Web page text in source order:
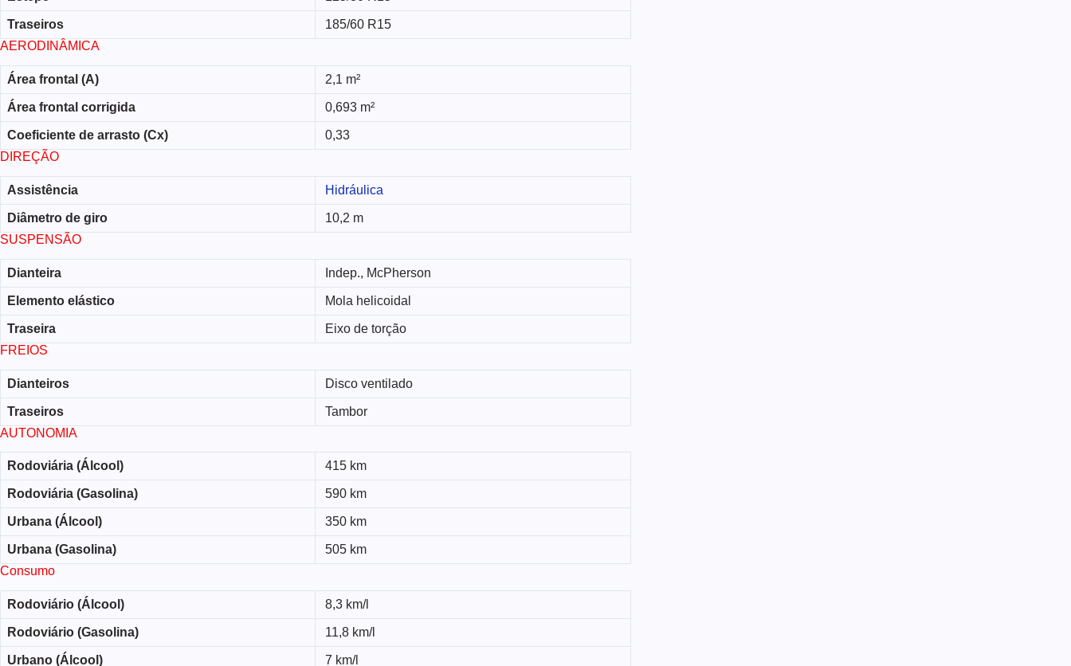
Traseiros
185/60 R15
AERODINÂMICA
Área frontal (A) 2,1 m²
Área frontal corrigida 0,693 m²
Coeficiente de arrasto (Cx)
0,33
DIREÇÃO
Assistência Hidráulica
Diâmetro de giro
10,2 m
SUSPENSÃO
Dianteira Indep., McPherson
Elemento elástico Mola helicoidal
Traseira
Eixo de torção
FREIOS
Dianteiros Disco ventilado
Traseiros
Tambor
AUTONOMIA
Rodoviária (Álcool) 415 km
Rodoviária (Gasolina) 590 km
Urbana (Álcool) 350 km
Urbana (Gasolina)
505 km
Consumo
Rodoviário (Álcool) 8,3 km/l
Rodoviário (Gasolina) 11,8 km/l
Urbano (Álcool) 7 km/l